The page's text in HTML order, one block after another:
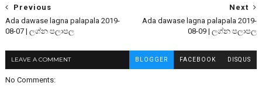
Next
Ada dawase lagna palapala 2019-
08-09 | ලග්න පලාපල
Previous
Ada dawase lagna palapala 2019-
08-07 | ලග්න පලාපල
LEAVE A COMMENT BLOGGER FACEBOOK DISQUS
No Comments: